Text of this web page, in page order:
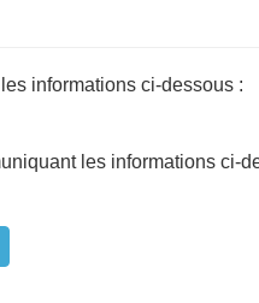
informations ci-dessous :
les informations ci-